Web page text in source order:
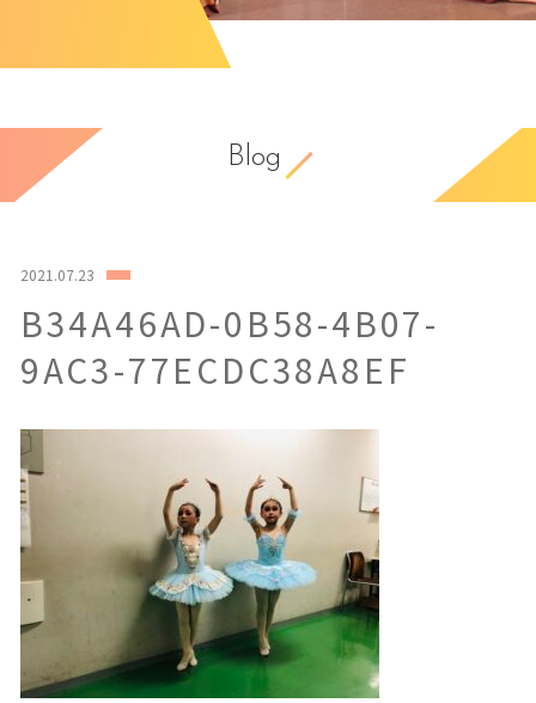
Blog
2021.07.23
B34A46AD-0B58-4B07-
9AC3-77ECDC38A8EF